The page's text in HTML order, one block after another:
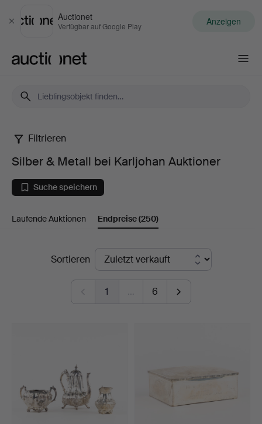
Schließen
Auctionet
Verfügbar auf Google Play Anzeigen
Silber
Metall
bei
Karljohan
Auktioner
Filtrieren
Silber & Metall bei Karljohan Auktioner
Suche speichern
Laufende Auktionen Endpreise(250)
EndpreiseSortieren
1 … 6